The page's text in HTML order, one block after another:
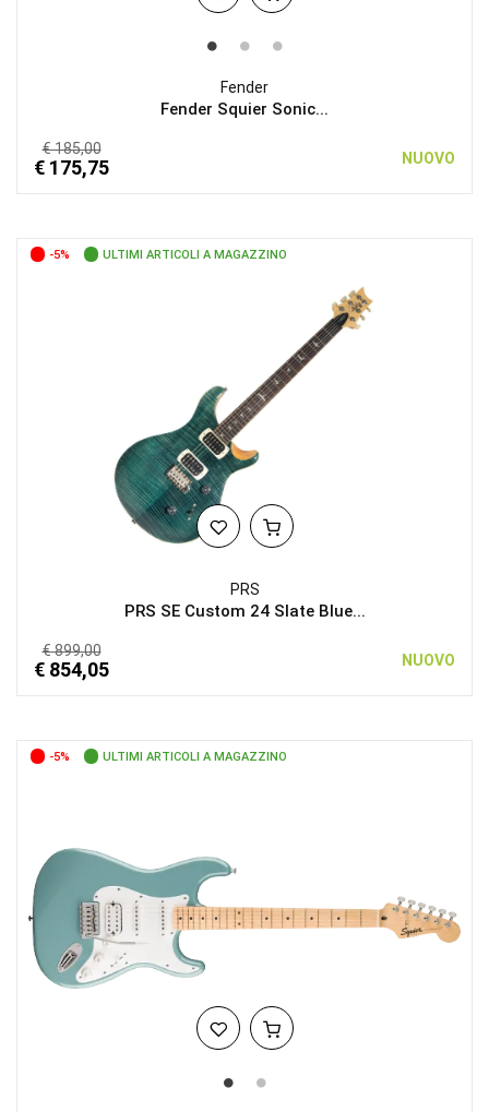
Fender
Fender Squier Sonic...
€ 185,00
€ 175,75 NUOVO
-5% ULTIMI ARTICOLI A MAGAZZINO
PRS
PRS SE Custom 24 Slate Blue...
€ 899,00
€ 854,05 NUOVO
-5% ULTIMI ARTICOLI A MAGAZZINO